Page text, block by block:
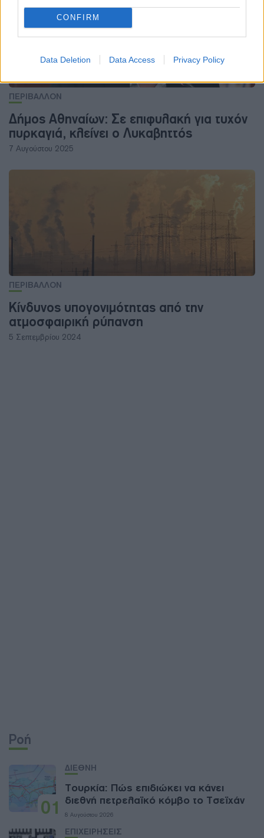
CONFIRM
Data Deletion Data Access Privacy Policy
ΠΕΡΙΒΑΛΛΟΝ
Δήμος Αθηναίων: Σε επιφυλακή για τυχόν
πυρκαγιά, κλείνει ο Λυκαβηττός
7 Αυγούστου 2025
ΠΕΡΙΒΑΛΛΟΝ
Κίνδυνος υπογονιμότητας από την
ατμοσφαιρική ρύπανση
5 Σεπτεμβρίου 2024
Ροή
01
ΔΙΕΘΝΗ
Τουρκία: Πώς επιδιώκει να κάνει
διεθνή πετρελαϊκό κόμβο το Τσεϊχάν
8 Αυγούστου 2026
ΕΠΙΧΕΙΡΗΣΕΙΣ